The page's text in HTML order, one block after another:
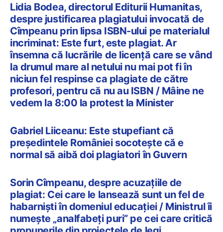
Lidia Bodea, directorul Editurii Humanitas,
despre justificarea plagiatului invocată de
Cîmpeanu prin lipsa ISBN-ului pe materialul
incriminat: Este furt, este plagiat. Ar
însemna că lucrările de licență care se vând
la drumul mare al netului nu mai pot fi în
niciun fel respinse ca plagiate de către
profesori, pentru că nu au ISBN / Mâine ne
vedem la 8:00 la protest la Minister
Gabriel Liiceanu: Este stupefiant că
președintele României socotește că e
normal să aibă doi plagiatori în Guvern
Sorin Cîmpeanu, despre acuzațiile de
plagiat: Cei care le lansează sunt un fel de
habarnişti în domeniul educaţiei / Ministrul îi
numește „analfabeți puri” pe cei care critică